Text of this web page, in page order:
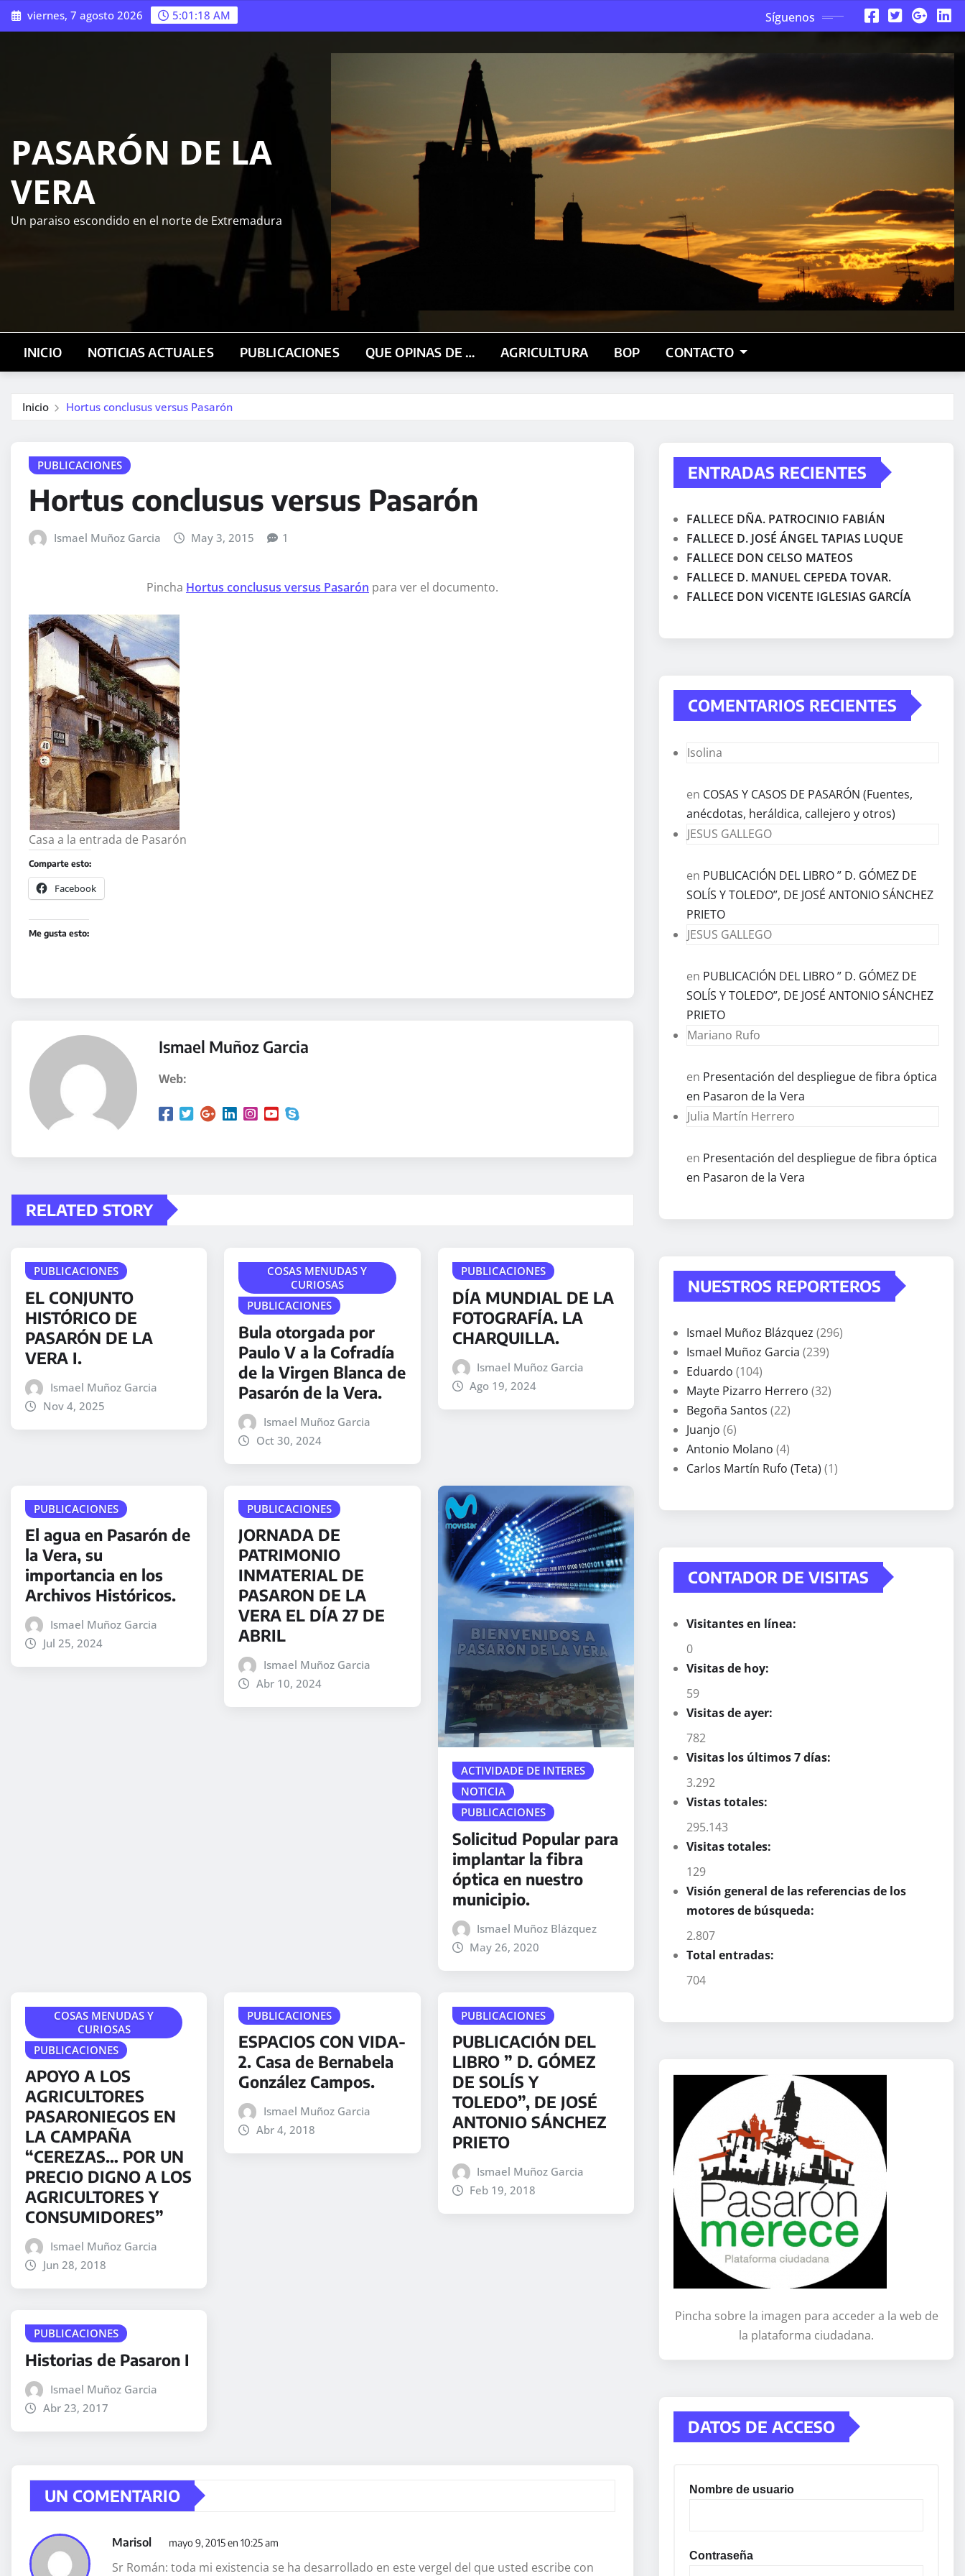
Saltar
al
viernes, 7 agosto 2026 5:01:19 AM Síguenos
PASARÓN DE LA
VERA
Un paraiso escondido en el norte de Extremadura
INICIO NOTICIAS ACTUALES PUBLICACIONES QUE OPINAS DE … AGRICULTURA BOP CONTACTO
Inicio Hortus conclusus versus Pasarón
PUBLICACIONES
Hortus conclusus versus Pasarón
Ismael Muñoz Garcia May 3, 2015 1
Pincha Hortus conclusus versus Pasarón para ver el documento.
Casa a la entrada de Pasarón
Comparte esto:
Facebook
Me gusta esto:
Ismael Muñoz Garcia
Web:
RELATED STORY
PUBLICACIONES
EL CONJUNTO
HISTÓRICO DE
PASARÓN DE LA
VERA I.
Ismael Muñoz Garcia
Nov 4, 2025
COSAS MENUDAS Y
CURIOSAS
PUBLICACIONES
Bula otorgada por
Paulo V a la Cofradía
de la Virgen Blanca de
Pasarón de la Vera.
Ismael Muñoz Garcia
Oct 30, 2024
PUBLICACIONES
DÍA MUNDIAL DE LA
FOTOGRAFÍA. LA
CHARQUILLA.
Ismael Muñoz Garcia
Ago 19, 2024
PUBLICACIONES
El agua en Pasarón de
la Vera, su
importancia en los
Archivos Históricos.
Ismael Muñoz Garcia
Jul 25, 2024
PUBLICACIONES
JORNADA DE
PATRIMONIO
INMATERIAL DE
PASARON DE LA
VERA EL DÍA 27 DE
ABRIL
Ismael Muñoz Garcia
Abr 10, 2024
ACTIVIDADE DE INTERES
NOTICIA
PUBLICACIONES
Solicitud Popular para
implantar la fibra
óptica en nuestro
municipio.
Ismael Muñoz Blázquez
May 26, 2020
COSAS MENUDAS Y
CURIOSAS
PUBLICACIONES
APOYO A LOS
AGRICULTORES
PASARONIEGOS EN
LA CAMPAÑA
“CEREZAS… POR UN
PRECIO DIGNO A LOS
AGRICULTORES Y
CONSUMIDORES”
Ismael Muñoz Garcia
Jun 28, 2018
PUBLICACIONES
ESPACIOS CON VIDA-
2. Casa de Bernabela
González Campos.
Ismael Muñoz Garcia
Abr 4, 2018
PUBLICACIONES
PUBLICACIÓN DEL
LIBRO ” D. GÓMEZ
DE SOLÍS Y
TOLEDO”, DE JOSÉ
ANTONIO SÁNCHEZ
PRIETO
Ismael Muñoz Garcia
Feb 19, 2018
PUBLICACIONES
Historias de Pasaron I
Ismael Muñoz Garcia
Abr 23, 2017
UN COMENTARIO
Marisol mayo 9, 2015 en 10:25 am
Sr Román: toda mi existencia se ha desarrollado en este vergel del que usted escribe con
ENTRADAS RECIENTES
FALLECE DÑA. PATROCINIO FABIÁN
FALLECE D. JOSÉ ÁNGEL TAPIAS LUQUE
FALLECE DON CELSO MATEOS
FALLECE D. MANUEL CEPEDA TOVAR.
FALLECE DON VICENTE IGLESIAS GARCÍA
COMENTARIOS RECIENTES
Isolina
en COSAS Y CASOS DE PASARÓN (Fuentes,
anécdotas, heráldica, callejero y otros)
JESUS GALLEGO
en PUBLICACIÓN DEL LIBRO ” D. GÓMEZ DE
SOLÍS Y TOLEDO”, DE JOSÉ ANTONIO SÁNCHEZ
PRIETO
JESUS GALLEGO
en PUBLICACIÓN DEL LIBRO ” D. GÓMEZ DE
SOLÍS Y TOLEDO”, DE JOSÉ ANTONIO SÁNCHEZ
PRIETO
Mariano Rufo
en Presentación del despliegue de fibra óptica
en Pasaron de la Vera
Julia Martín Herrero
en Presentación del despliegue de fibra óptica
en Pasaron de la Vera
NUESTROS REPORTEROS
Ismael Muñoz Blázquez (296)
Ismael Muñoz Garcia (239)
Eduardo (104)
Mayte Pizarro Herrero (32)
Begoña Santos (22)
Juanjo (6)
Antonio Molano (4)
Carlos Martín Rufo (Teta) (1)
CONTADOR DE VISITAS
Visitantes en línea:
0
Visitas de hoy:
59
Visitas de ayer:
782
Visitas los últimos 7 días:
3.292
Vistas totales:
295.143
Visitas totales:
129
Visión general de las referencias de los
motores de búsqueda:
2.807
Total entradas:
704
Pincha sobre la imagen para acceder a la web de
la plataforma ciudadana.
DATOS DE ACCESO
Nombre de usuario
Contraseña